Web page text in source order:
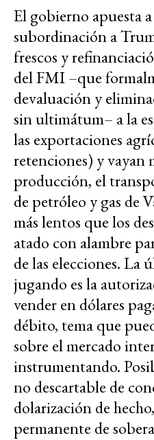
El gobierno apuesta
subordinación a
frescos y
del FMI –que
devaluación y
sin ultimátum– a la
las exportaciones
retenciones) y vayan
producción, el
de petróleo y gas de
más lentos que los
atado con alambre
de las elecciones. La
jugando es la
vender en dólares
débito, tema que
sobre el mercado
instrumentando.
no descartable de
dolarización de
permanente de